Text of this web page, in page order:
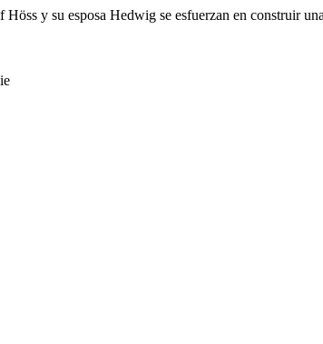
y su esposa Hedwig se esfuerzan en construir